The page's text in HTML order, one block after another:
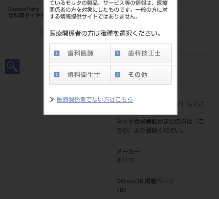
ているモリタの製品、サービス等の情報は、医療
関係者の方を対象にしたものです。一般の方に対
する情報提供サイトではありません。
医療関係者の方は職種を選択ください。
≫ 医療関係者でない方はこちら
Diamond Points
歯科用ダイヤモンドバー
品目コード
2065100013/1
JAN/EANコード
4580191011482
標準価格
価格の確認は『
ログイン
』してご
覧ください。
ネット会員登録がまだの方は『
こ
ちら
』より登録ください。
メーカー
ホリコ
DO vol.26 掲載ページ
782